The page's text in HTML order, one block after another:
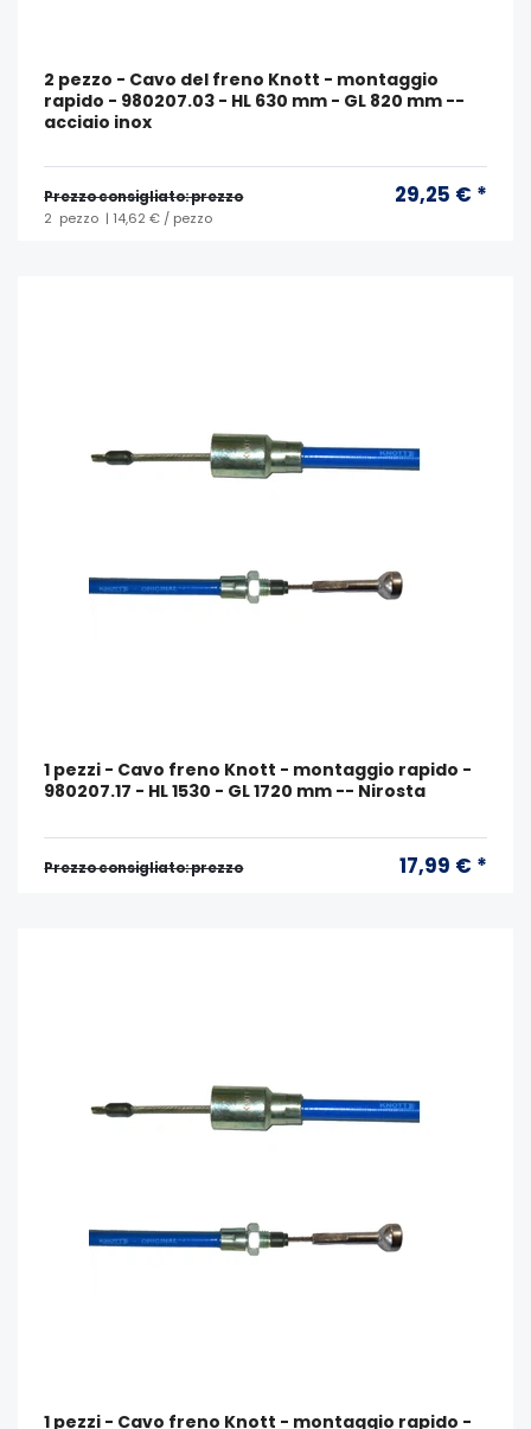
2 pezzo - Cavo del freno Knott - montaggio
rapido - 980207.03 - HL 630 mm - GL 820 mm --
acciaio inox
Prezzo consigliato: prezzo 29,25 € *
2 pezzo | 14,62 € / pezzo
1 pezzi - Cavo freno Knott - montaggio rapido -
980207.17 - HL 1530 - GL 1720 mm -- Nirosta
Prezzo consigliato: prezzo 17,99 € *
1 pezzi - Cavo freno Knott - montaggio rapido -